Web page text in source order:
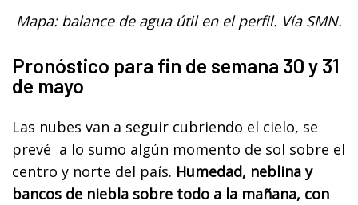
Mapa: balance de agua útil en el perfil. Vía SMN.
Pronóstico para fin de semana 30 y 31
de mayo
Las nubes van a seguir cubriendo el cielo, se
prevé a lo sumo algún momento de sol sobre el
centro y norte del país. Humedad, neblina y
bancos de niebla sobre todo a la mañana, con